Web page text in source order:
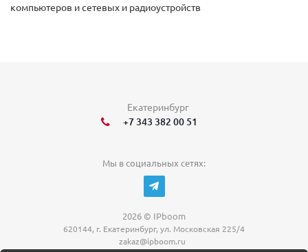
компьютеров и сетевых и радиоустройств
Екатеринбург
+7 343 382 00 51
Мы в социальных сетях:
2026 © IPboom
620144, г. Екатеринбург, ул. Московская 225/4
zakaz@ipboom.ru